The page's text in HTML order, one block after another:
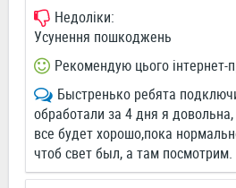
Недоліки:
Усунення пошкоджень
Рекомендую цього інтернет-
Быстренько ребята
обработали за 4 дня я
все будет хорошо,пока
чтоб свет был, а там посмотрим.